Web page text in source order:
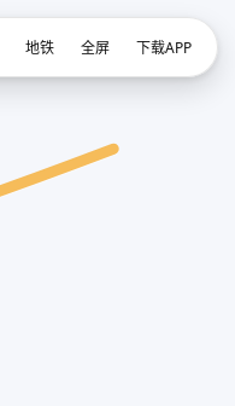
地铁 全屏 下载APP